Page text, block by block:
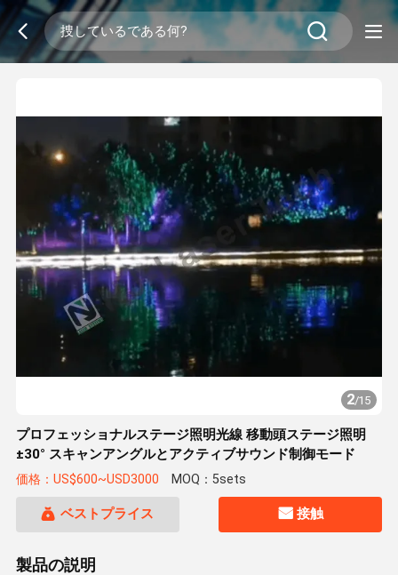
2/15
プロフェッショナルステージ照明光線 移動頭ステージ照明
±30° スキャンアングルとアクティブサウンド制御モード
価格：US$600~USD3000 MOQ：5sets
ベストプライス 接触
製品の説明